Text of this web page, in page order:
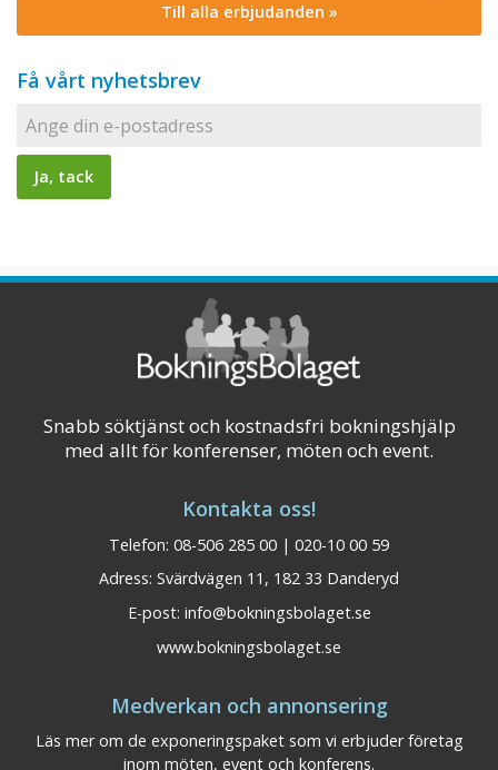
Till alla erbjudanden »
Få vårt nyhetsbrev
Snabb söktjänst och kostnadsfri bokningshjälp
med allt för konferenser, möten och event.
Kontakta oss!
Telefon: 08-506 285 00 | 020-10 00 59
Adress: Svärdvägen 11, 182 33 Danderyd
E-post: info@bokningsbolaget.se
www.bokningsbolaget.se
Medverkan och annonsering
Läs mer om de exponeringspaket som vi erbjuder företag
inom möten, event och konferens.